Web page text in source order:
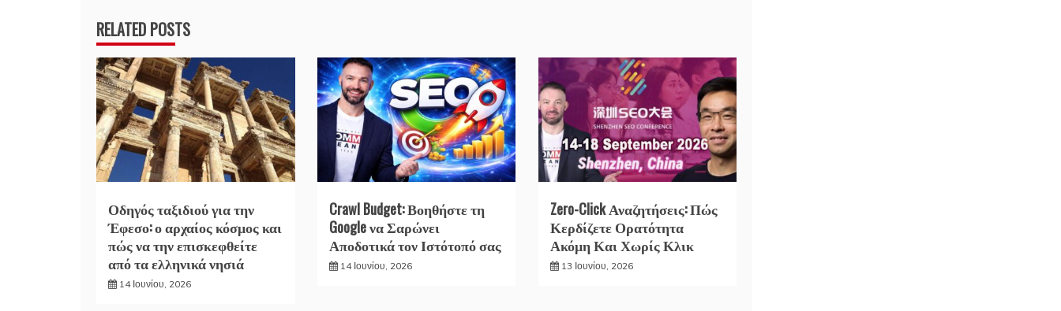
RELATED POSTS
Οδηγός ταξιδιού για την
Έφεσο: ο αρχαίος κόσμος και
πώς να την επισκεφθείτε
από τα ελληνικά νησιά
14 Ιουνίου, 2026
Crawl Budget: Βοηθήστε τη
Google να Σαρώνει
Αποδοτικά τον Ιστότοπό σας
14 Ιουνίου, 2026
Zero-Click Αναζητήσεις: Πώς
Κερδίζετε Ορατότητα
Ακόμη Και Χωρίς Κλικ
13 Ιουνίου, 2026